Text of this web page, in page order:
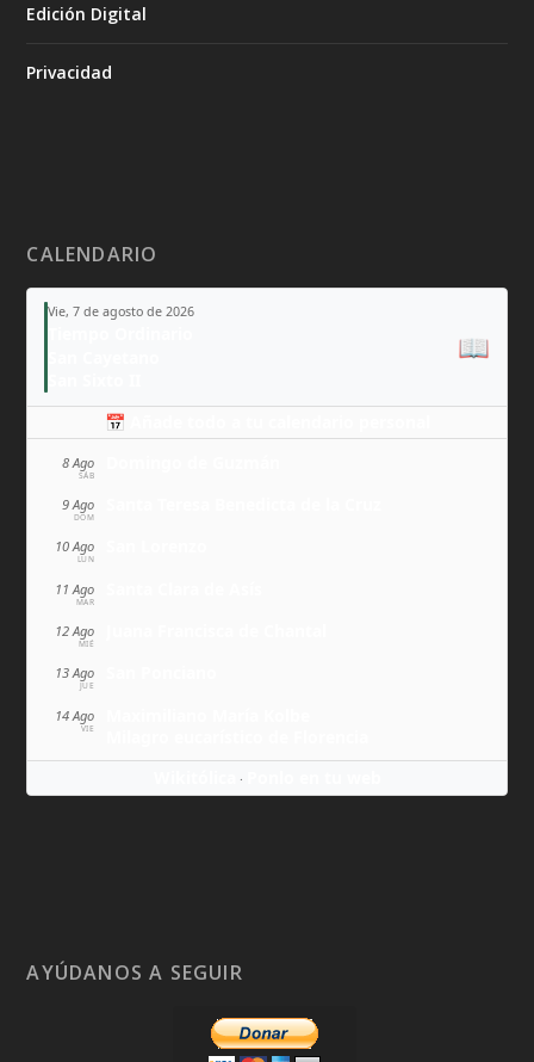
Edición Digital
Privacidad
CALENDARIO
Vie, 7 de agosto de 2026
📖
📅 Añade todo a tu calendario personal
8 Ago
SÁB
9 Ago
DOM
10 Ago
LUN
11 Ago
MAR
12 Ago
MIÉ
13 Ago
JUE
14 Ago
VIE
·
AYÚDANOS A SEGUIR